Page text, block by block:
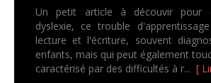
Un petit article à découvir pour
dyslexie, ce trouble
lecture et l'écriture, souvent
enfants, mais qui peut également
caractérisé par des difficultés à r... [